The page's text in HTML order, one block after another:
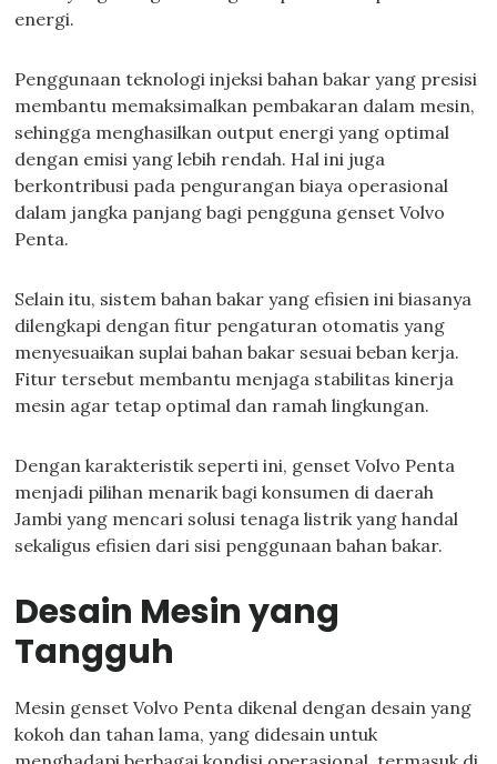
energi.
Penggunaan teknologi injeksi bahan bakar yang presisi
membantu memaksimalkan pembakaran dalam mesin,
sehingga menghasilkan output energi yang optimal
dengan emisi yang lebih rendah. Hal ini juga
berkontribusi pada pengurangan biaya operasional
dalam jangka panjang bagi pengguna genset Volvo
Penta.
Selain itu, sistem bahan bakar yang efisien ini biasanya
dilengkapi dengan fitur pengaturan otomatis yang
menyesuaikan suplai bahan bakar sesuai beban kerja.
Fitur tersebut membantu menjaga stabilitas kinerja
mesin agar tetap optimal dan ramah lingkungan.
Dengan karakteristik seperti ini, genset Volvo Penta
menjadi pilihan menarik bagi konsumen di daerah
Jambi yang mencari solusi tenaga listrik yang handal
sekaligus efisien dari sisi penggunaan bahan bakar.
Desain Mesin yang
Tangguh
Mesin genset Volvo Penta dikenal dengan desain yang
kokoh dan tahan lama, yang didesain untuk